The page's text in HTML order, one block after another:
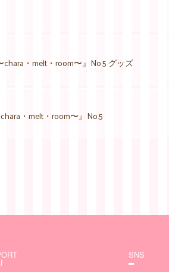
chara・melt・room〜』No.5 グッズ
・melt・room〜』No.5
SNS